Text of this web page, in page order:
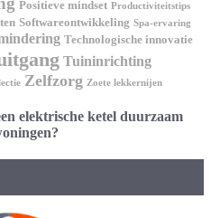
Positieve mindset Productiviteitstips
Softwareontwikkeling Spa-ervaring
Technologische innovatie
Tuininrichting
Zelfzorg Zoete lekkernijen
elektrische ketel duurzaam